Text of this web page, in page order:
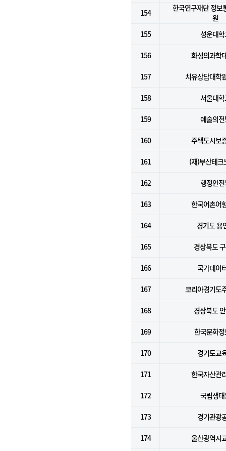
154
한국연구재단 정보
원
155
성운대
156 화성의과학
157 치유상담대학
158 서울대
159 예술의
160 주택도시보
161 (재)부산테크
162 행정안
163 한국어촌어
164 경기도 용
165 경상북도
166 국가데이
167 코리아경기도
168 경상북도
169 한국문화
170 경기도교
171 한국자산관
172 국립생
173 경기관광
174 울산광역시